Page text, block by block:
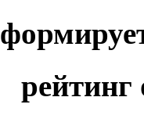
рейтинг